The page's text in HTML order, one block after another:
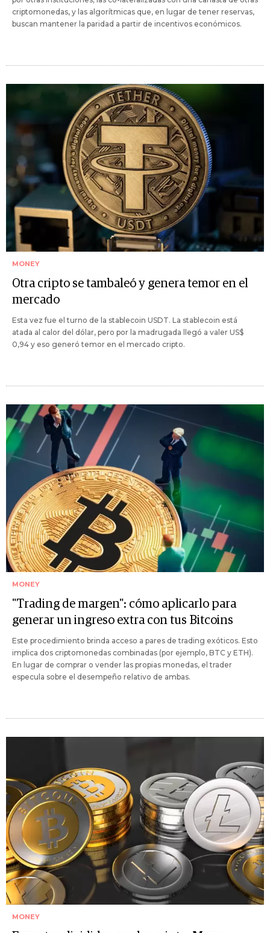
criptomonedas, y las algorítmicas que, en lugar de tener reservas,
buscan mantener la paridad a partir de incentivos económicos.
MONEY
Otra cripto se tambaleó y genera temor en el
mercado
Esta vez fue el turno de la stablecoin USDT. La stablecoin está
atada al calor del dólar, pero por la madrugada llegó a valer US$
0,94 y eso generó temor en el mercado cripto.
MONEY
"Trading de margen": cómo aplicarlo para
generar un ingreso extra con tus Bitcoins
Este procedimiento brinda acceso a pares de trading exóticos. Esto
implica dos criptomonedas combinadas (por ejemplo, BTC y ETH).
En lugar de comprar o vender las propias monedas, el trader
especula sobre el desempeño relativo de ambas.
MONEY